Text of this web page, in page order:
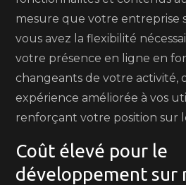
mesure que votre entreprise
vous avez la flexibilité
votre présence en ligne en
changeants de votre activité,
expérience améliorée à vos
renforçant votre position sur
Coût élevé pour le
développement sur